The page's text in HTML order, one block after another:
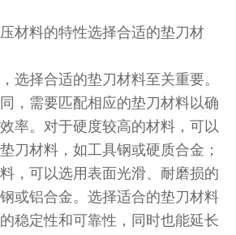
材料的特性选择合适的垫刀材
选择合适的垫刀材料至关重要。
，需要匹配相应的垫刀材料以确
率。对于硬度较高的材料，可以
刀材料，如工具钢或硬质合金；
，可以选用表面光滑、耐磨损的
或铝合金。选择适合的垫刀材料
稳定性和可靠性，同时也能延长